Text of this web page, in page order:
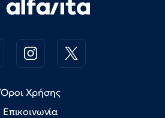
Όροι Χρήσης
Επικοινωνία